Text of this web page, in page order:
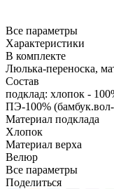
Все параметры
Характеристики
В комплекте
Люлька-переноска,
Состав
подклад: хлопок -
ПЭ-100%
Материал подклада
Хлопок
Материал верха
Велюр
Все параметры
Поделиться